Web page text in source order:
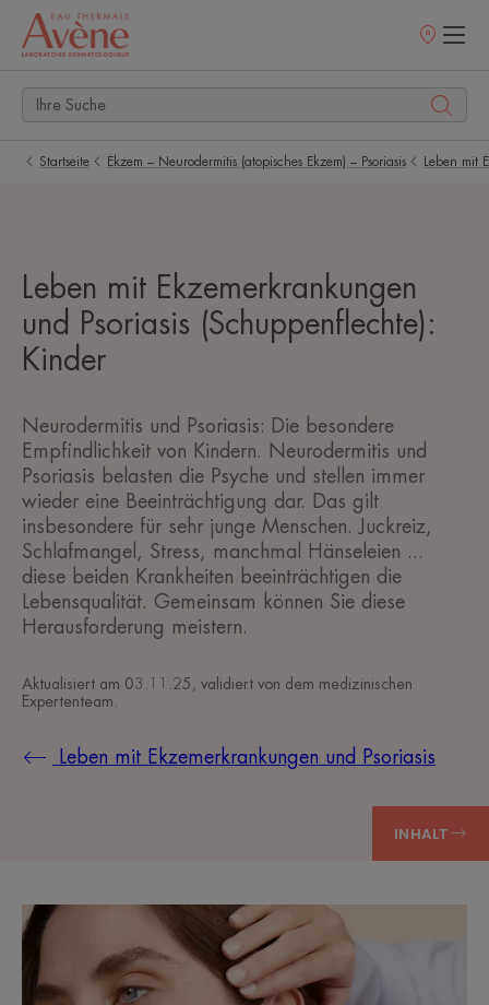
Startseite Ekzem – Neurodermitis (atopisches Ekzem) – Psoriasis Leben mit
Leben mit Ekzemerkrankungen
und Psoriasis (Schuppenflechte):
Kinder
Neurodermitis und Psoriasis: Die besondere
Empfindlichkeit von Kindern. Neurodermitis und
Psoriasis belasten die Psyche und stellen immer
wieder eine Beeinträchtigung dar. Das gilt
insbesondere für sehr junge Menschen. Juckreiz,
Schlafmangel, Stress, manchmal Hänseleien ...
diese beiden Krankheiten beeinträchtigen die
Lebensqualität. Gemeinsam können Sie diese
Herausforderung meistern.
Aktualisiert am 03.11.25 , validiert von dem medizinischen
Expertenteam
Leben mit Ekzemerkrankungen und Psoriasis
INHALT